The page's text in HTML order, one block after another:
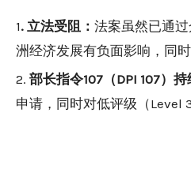
1. 立法受阻： 法案虽然已通
洲经济发展有负面影响，同
2. 部长指令107（DPI 107）持
申请，同时对低评级（Level